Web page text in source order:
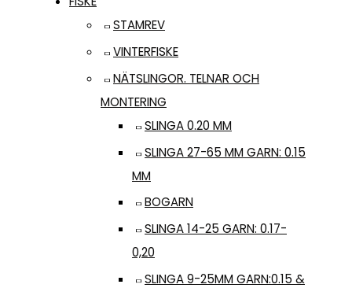
STAMREV
VINTERFISKE
NÄTSLINGOR. TELNAR OCH
MONTERING
SLINGA 0.20 MM
SLINGA 27-65 MM GARN: 0.15
MM
BOGARN
SLINGA 14-25 GARN: 0.17-
0,20
SLINGA 9-25MM GARN:0.15 &